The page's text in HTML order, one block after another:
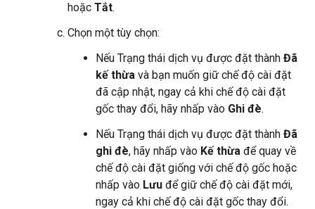
hoặc Tắt.
Chọn một tùy chọn:
Nếu Trạng thái dịch vụ được đặt thành Đã
kế thừa và bạn muốn giữ chế độ cài đặt
đã cập nhật, ngay cả khi chế độ cài đặt
gốc thay đổi, hãy nhấp vào Ghi đè.
Nếu Trạng thái dịch vụ được đặt thành Đã
ghi đè, hãy nhấp vào Kế thừa để quay về
chế độ cài đặt giống với chế độ gốc hoặc
nhấp vào Lưu để giữ chế độ cài đặt mới,
ngay cả khi chế độ cài đặt gốc thay đổi.